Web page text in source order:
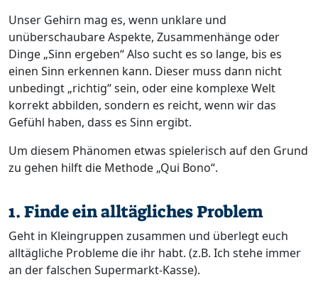
Unser Gehirn mag es, wenn unklare und
unüberschaubare Aspekte, Zusammenhänge oder
Dinge „Sinn ergeben“ Also sucht es so lange, bis es
einen Sinn erkennen kann. Dieser muss dann nicht
unbedingt „richtig“ sein, oder eine komplexe Welt
korrekt abbilden, sondern es reicht, wenn wir das
Gefühl haben, dass es Sinn ergibt.
Um diesem Phänomen etwas spielerisch auf den Grund
zu gehen hilft die Methode „Qui Bono“.
1. Finde ein alltägliches Problem
Geht in Kleingruppen zusammen und überlegt euch
alltägliche Probleme die ihr habt. (z.B. Ich stehe immer
an der falschen Supermarkt-Kasse).